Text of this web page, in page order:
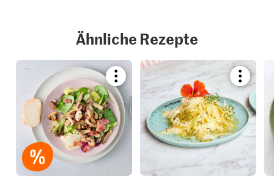
Ähnliche Rezepte
Bookmark
recipe
or
add
it
to
your
collections.
recipe
or
add
it
to
your